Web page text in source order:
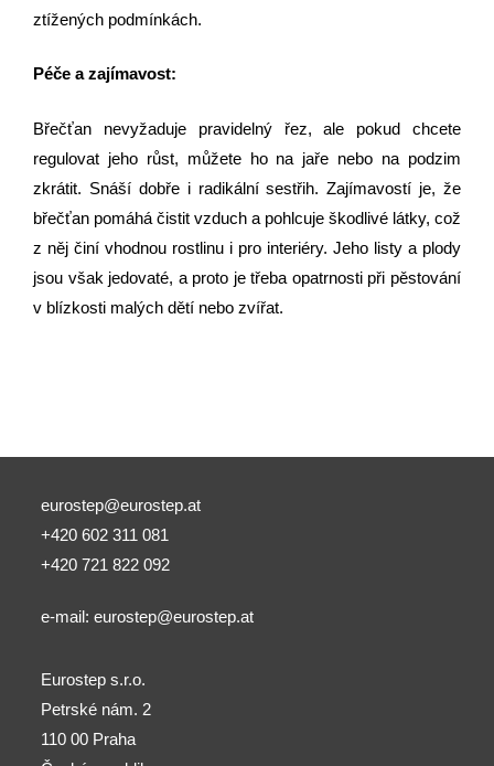
ztížených podmínkách.
Péče a zajímavost:
Břečťan nevyžaduje pravidelný řez, ale pokud chcete
regulovat jeho růst, můžete ho na jaře nebo na podzim
zkrátit. Snáší dobře i radikální sestřih. Zajímavostí je, že
břečťan pomáhá čistit vzduch a pohlcuje škodlivé látky, což
z něj činí vhodnou rostlinu i pro interiéry. Jeho listy a plody
jsou však jedovaté, a proto je třeba opatrnosti při pěstování
v blízkosti malých dětí nebo zvířat.
eurostep@eurostep.at
+420 602 311 081
+420 721 822 092
e-mail:eurostep@eurostep.at
Eurostep s.r.o.
Petrské nám. 2
110 00 Praha